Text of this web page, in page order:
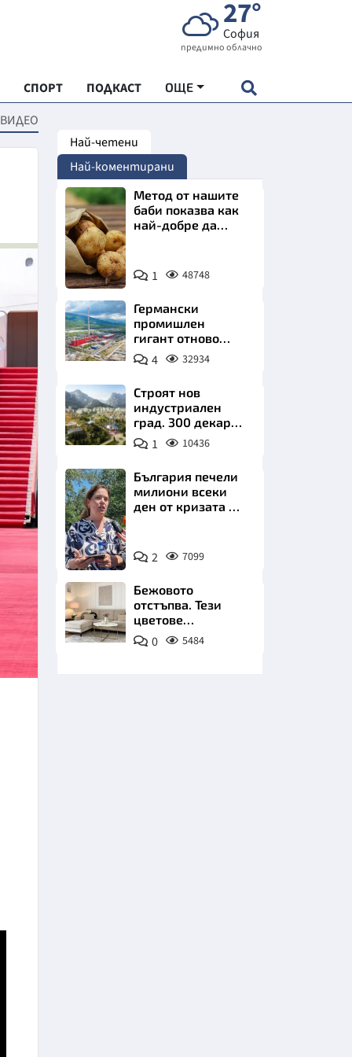
27°
София
предимно облачно
СПОРТ ПОДКАСТ ОЩЕ
"ЧУДЕСАТА НА БЪЛГАРИЯ"
ХРАНА
ИКОНОМИКА
Най-четени
Най-коментирани
Снимка:
Пиксабей
Метод от нашите
баби показва как
най-добре да
1 48748
Германски
промишлен
гигант отново
позлатява наш
град
4 32934
Строят нов
индустриален
град. 300 декара
чакат златни
заводи
1 10436
Снимка:
БТА
България печели
милиони всеки
ден от кризата по
2 7099
Бежовото
отстъпва. Тези
цветове
превземат
всекидневната
0 5484